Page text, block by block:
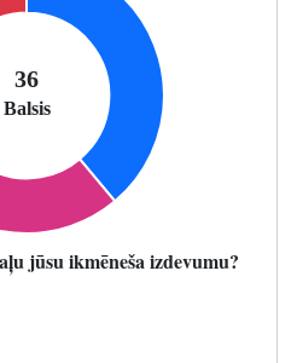
jūsu ikmēneša izdevumu?